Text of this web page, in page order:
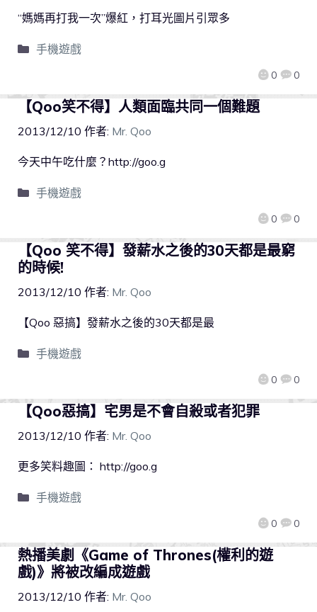
0 0
“媽媽再打我一次”爆紅，打耳光圖片引眾多
手機遊戲
【Qoo笑不得】人類面臨共同一個難題
2013/12/10 作者: Mr. Qoo
0 0
今天中午吃什麼？http://goo.g
手機遊戲
【Qoo 笑不得】發薪水之後的30天都是最窮
的時候!
2013/12/10 作者: Mr. Qoo
0 0
【Qoo 惡搞】發薪水之後的30天都是最
手機遊戲
【Qoo惡搞】宅男是不會自殺或者犯罪
2013/12/10 作者: Mr. Qoo
0 0
更多笑料趣圖： http://goo.g
手機遊戲
熱播美劇《Game of Thrones(權利的遊
戲)》將被改編成遊戲
2013/12/10 作者: Mr. Qoo